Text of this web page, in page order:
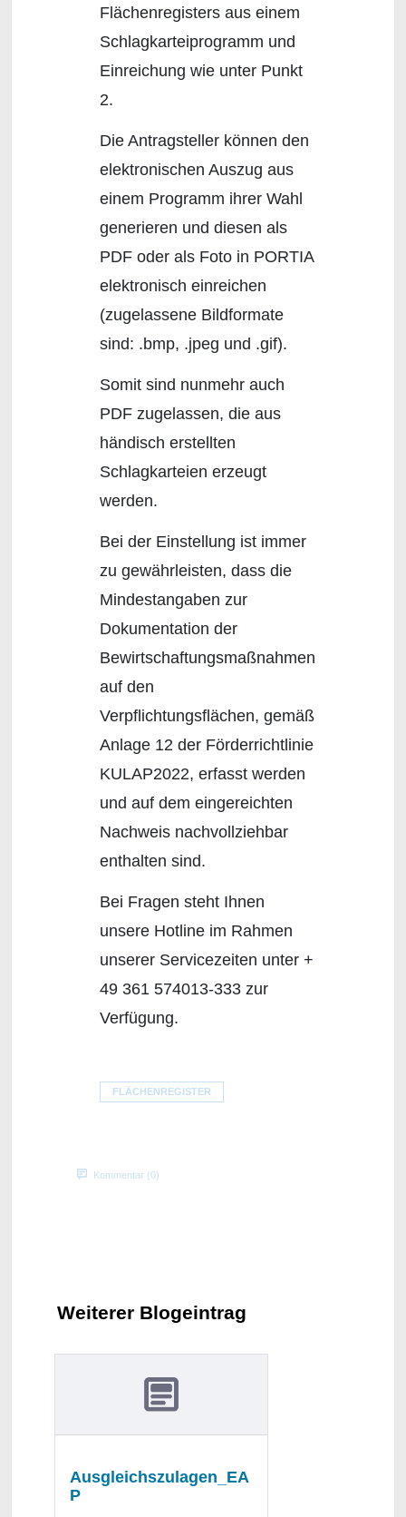
Flächenregisters aus einem
Schlagkarteiprogramm und
Einreichung wie unter Punkt
2.
Die Antragsteller können den
elektronischen Auszug aus
einem Programm ihrer Wahl
generieren und diesen als
PDF oder als Foto in PORTIA
elektronisch einreichen
(zugelassene Bildformate
sind: .bmp, .jpeg und .gif).
Somit sind nunmehr auch
PDF zugelassen, die aus
händisch erstellten
Schlagkarteien erzeugt
werden.
Bei der Einstellung ist immer
zu gewährleisten, dass die
Mindestangaben zur
Dokumentation der
Bewirtschaftungsmaßnahmen
auf den
Verpflichtungsflächen, gemäß
Anlage 12 der Förderrichtlinie
KULAP2022, erfasst werden
und auf dem eingereichten
Nachweis nachvollziehbar
enthalten sind.
Bei Fragen steht Ihnen
unsere Hotline im Rahmen
unserer Servicezeiten unter +
49 361 574013-333 zur
Verfügung.
FLÄCHENREGISTER
Kommentar (0)
Weiterer Blogeintrag
Ausgleichszulagen_EA
P